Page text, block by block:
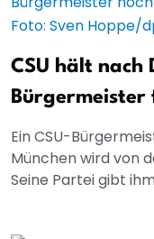
CSU hält nach
Bürgermeister
Ein CSU-
München wird von
Seine Partei gibt